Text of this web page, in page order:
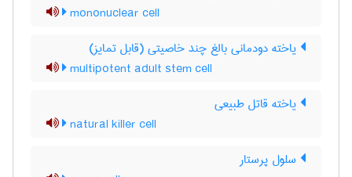
mononuclear cell
یاخته دودمانی بالغ چند خاصیتی (قابل تمایز)
multipotent adult stem cell
یاخته قاتل طبیعی
natural killer cell
سلول پرستار